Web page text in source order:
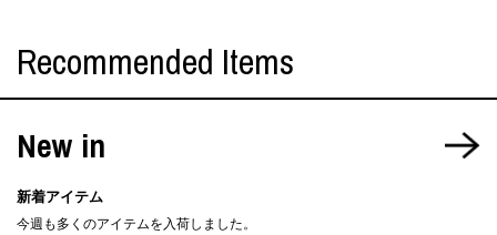
Recommended Items
New in
新着アイテム
今週も多くのアイテムを入荷しました。